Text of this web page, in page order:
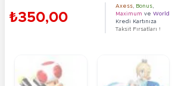
₺350,00
Axess Bonus
Maximum ve World
Kredi Kartınıza
Taksit Fırsatları !